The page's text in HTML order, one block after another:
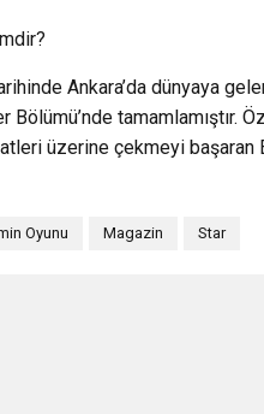
Ankara’da dünyaya
Bölümü’nde tamamlamıştır.
üzerine çekmeyi başaran
Oyunu Magazin Star